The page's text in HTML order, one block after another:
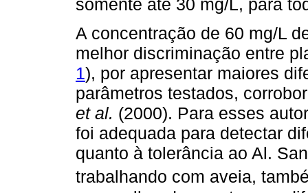
somente até 30 mg/L, para
A concentração de 60 mg/L
melhor discriminação entre
1), por apresentar maiores
parâmetros testados,
et al. (2000). Para esses
foi adequada para detectar
quanto à tolerância ao Al.
trabalhando com aveia,